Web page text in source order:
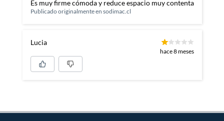
Es muy firme cómoda y reduce espacio muy contenta
Publicado originalmente en sodimac.cl
Lucia
hace 8 meses